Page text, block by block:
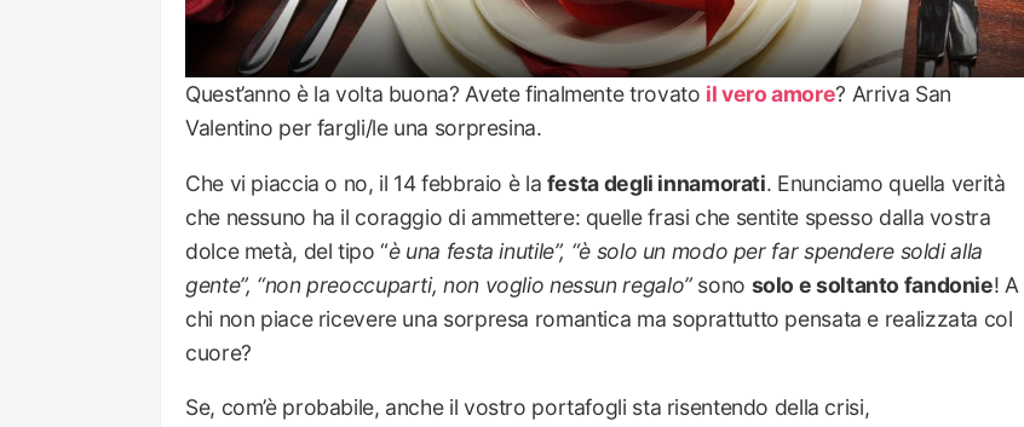
Quest’anno è la volta buona? Avete finalmente trovato il vero amore? Arriva San
Valentino per fargli/le una sorpresina.
Che vi piaccia o no, il 14 febbraio è la festa degli innamorati. Enunciamo quella verità
che nessuno ha il coraggio di ammettere: quelle frasi che sentite spesso dalla vostra
dolce metà, del tipo “è una festa inutile”, “è solo un modo per far spendere soldi alla
gente”, “non preoccuparti, non voglio nessun regalo” sono solo e soltanto fandonie! A
chi non piace ricevere una sorpresa romantica ma soprattutto pensata e realizzata col
cuore?
Se, com’è probabile, anche il vostro portafogli sta risentendo della crisi,